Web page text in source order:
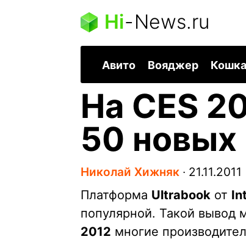
Hi-News.ru
Авито Вояджер
На CES
50 новых
Николай Хижняк ∙ 21.11.2011
Платформа Ultrabook от
популярной. Такой вывод
2012 многие